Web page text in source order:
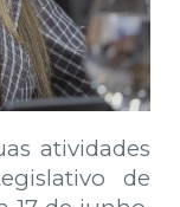
atividades
de